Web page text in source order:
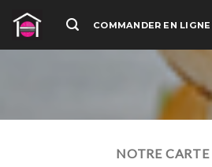
Passer
contenu
COMMANDER EN LIGNE
NOTRE CARTE